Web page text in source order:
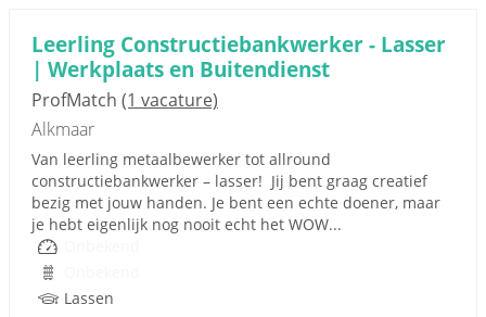
Leerling Constructiebankwerker - Lasser
| Werkplaats en Buitendienst
ProfMatch (1 vacature)
Alkmaar
Van leerling metaalbewerker tot allround
constructiebankwerker – lasser! Jij bent graag creatief
bezig met jouw handen. Je bent een echte doener, maar
je hebt eigenlijk nog nooit echt het WOW...
Lassen